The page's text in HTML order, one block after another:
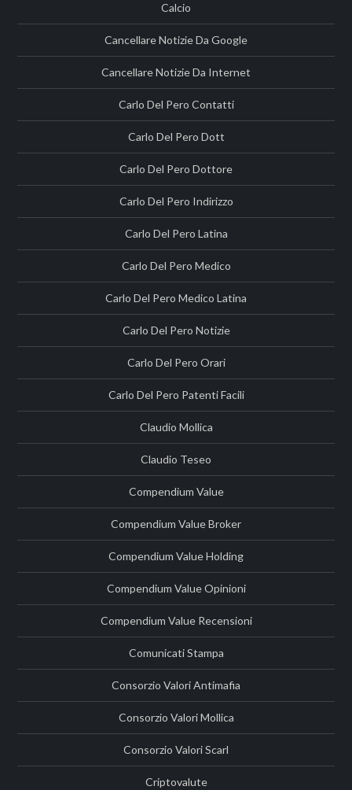
Calcio
Cancellare Notizie Da Google
Cancellare Notizie Da Internet
Carlo Del Pero Contatti
Carlo Del Pero Dott
Carlo Del Pero Dottore
Carlo Del Pero Indirizzo
Carlo Del Pero Latina
Carlo Del Pero Medico
Carlo Del Pero Medico Latina
Carlo Del Pero Notizie
Carlo Del Pero Orari
Carlo Del Pero Patenti Facili
Claudio Mollica
Claudio Teseo
Compendium Value
Compendium Value Broker
Compendium Value Holding
Compendium Value Opinioni
Compendium Value Recensioni
Comunicati Stampa
Consorzio Valori Antimafia
Consorzio Valori Mollica
Consorzio Valori Scarl
Criptovalute